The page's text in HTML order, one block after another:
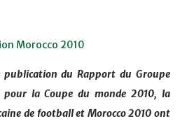
Morocco 2010
publication du Rapport du Groupe
pour la Coupe du monde 2010, la
de football et Morocco 2010 ont